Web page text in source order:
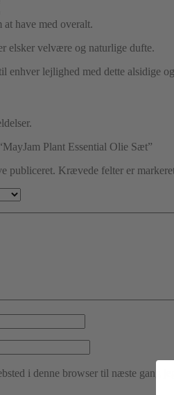
at have med overalt.
elsker velvære og naturlige dufte.
enhver lejlighed med dette alsidige
Plant Essential Olie Sæt”
publiceret. Krævede felter er
i denne browser til næste gang